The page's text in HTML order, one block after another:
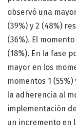
observó una
(39%) y 2 (48%)
(36%). El
(18%). En la fase
mayor en los
momentos 1
la adherencia al
implementación
un incremento en